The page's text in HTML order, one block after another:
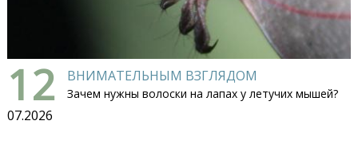
12
07.2026
ВНИМАТЕЛЬНЫМ ВЗГЛЯДОМ
Зачем нужны волоски на лапах у летучих мышей?